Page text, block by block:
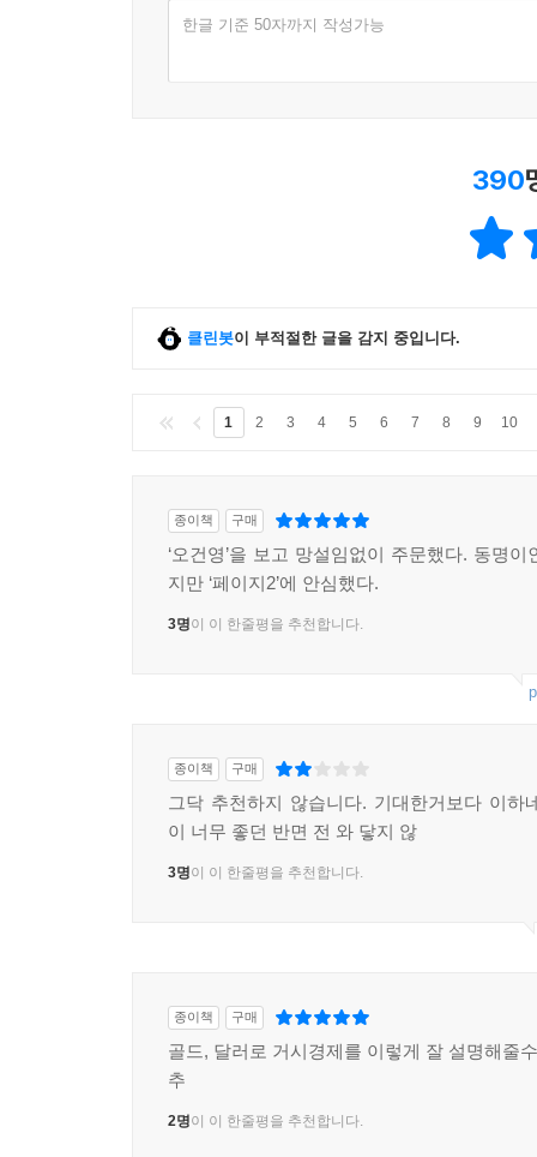
한글 기준 50자까지 작성가능
390
클린봇이 부적절한 글을 감지 중입니다.
1 2 3 4 5 6 7 8 9 10
종이책 구매
‘오건영’을 보고 망설임없이 주문했다. 동명
지만 ‘페이지2’에 안심했다.
3명이 이 한줄평을 추천합니다.
종이책 구매
그닥 추천하지 않습니다. 기대한거보다 이하
이 너무 좋던 반면 전 와 닿지 않
3명이 이 한줄평을 추천합니다.
종이책 구매
골드, 달러로 거시경제를 이렇게 잘 설명해줄
추
2명이 이 한줄평을 추천합니다.